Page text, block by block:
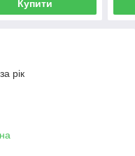
Купити
рік